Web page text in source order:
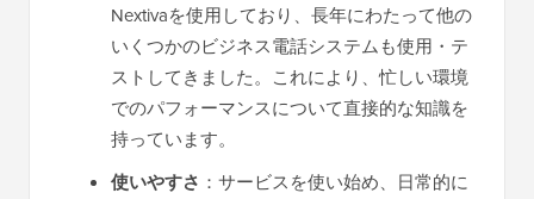
Nextivaを使用しており、長年にわたって他の
いくつかのビジネス電話システムも使用・テ
ストしてきました。これにより、忙しい環境
でのパフォーマンスについて直接的な知識を
持っています。
使いやすさ ：サービスを使い始め、日常的に